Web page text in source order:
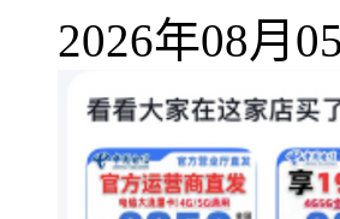
2026年08月